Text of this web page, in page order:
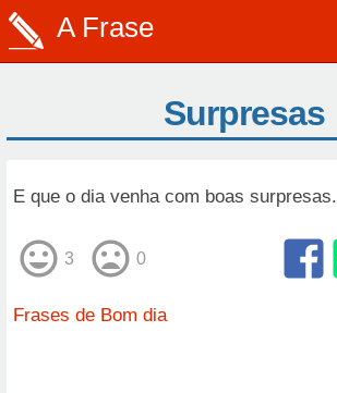
A Frase
Surpresas
E que o dia venha com boas surpresas.
3 0
Frases de Bom dia